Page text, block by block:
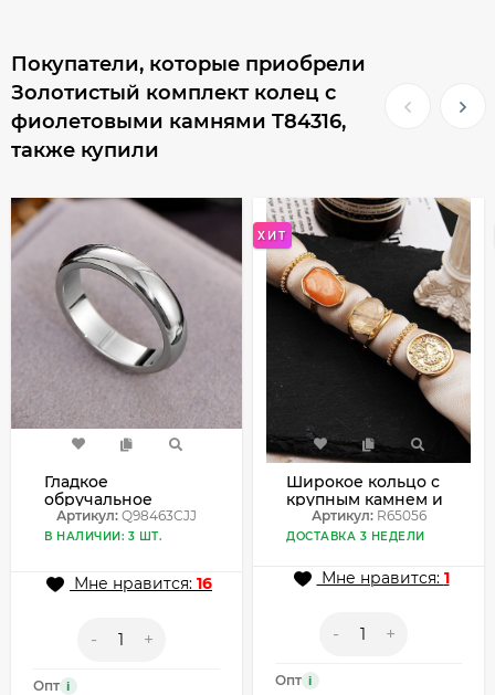
Покупатели, которые приобрели
Золотистый комплект колец с
фиолетовыми камнями T84316,
также купили
Гладкое
обручальное
кольцо из
полированной
Артикул: Q98463CJJ
В НАЛИЧИИ: 3 ШТ.
Мне нравится: 16
- +
Опт i
ХИТ
Широкое кольцо с
крупным камнем и
декоративные
монеты R65056
Артикул:R65056
ДОСТАВКА 3 НЕДЕЛИ
Мне нравится: 1
- +
Опт i